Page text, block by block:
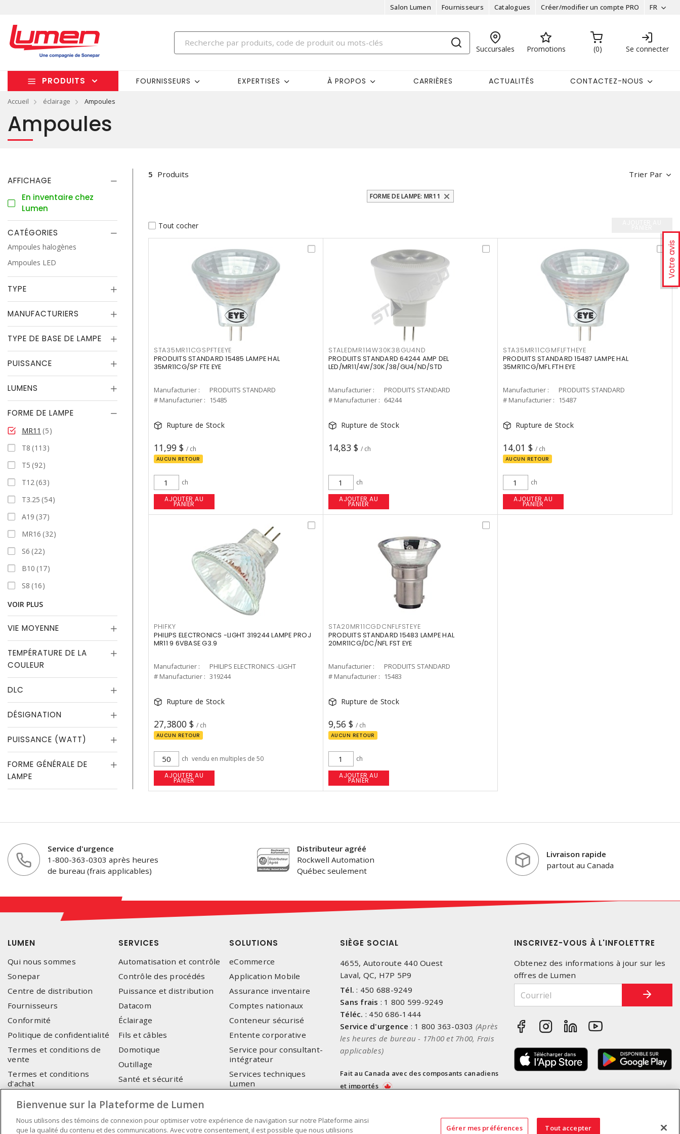
Salon Lumen Fournisseurs Catalogues Créer/modifier un compte PRO FR
Succursales Promotions 0 Se connecter
PRODUITS FOURNISSEURS EXPERTISES À PROPOS CARRIÈRES ACTUALITÉS CONTACTEZ-NOUS
Accueil éclairage Ampoules
Votre avis
Ampoules
AFFICHAGE
En inventaire chez
Lumen
CATÉGORIES
Ampoules halogènes
Ampoules LED
TYPE
MANUFACTURIERS
TYPE DE BASE DE LAMPE
PUISSANCE
LUMENS
FORME DE LAMPE
MR11
5
T8 113
T5 92
T12 63
T3.25 54
A19 37
MR16 32
S6 22
B10 17
S8 16
VOIR PLUS
VIE MOYENNE
TEMPÉRATURE DE LA
COULEUR
DLC
DÉSIGNATION
PUISSANCE (WATT)
FORME GÉNÉRALE DE
LAMPE
Trier Par
5 Produits
FORME DE LAMPE: MR11
Tout cocher
STA35MR11CGSPFTEEYE
PRODUITS STANDARD 15485 LAMPE HAL
35MR11CG/SP FTE EYE
Manufacturier :
PRODUITS STANDARD
# Manufacturier :
15485
Rupture de Stock
11,99 $ / ch
AUCUN RETOUR
ch
AJOUTER AU
PANIER
STALEDMR114W30K38GU4ND
PRODUITS STANDARD 64244 AMP DEL
LED/MR11/4W/30K/38/GU4/ND/STD
Manufacturier :
PRODUITS STANDARD
# Manufacturier : 64244
Rupture de Stock
14,83 $ / ch
ch
AJOUTER AU
PANIER
STA35MR11CGMFLFTHEYE
PRODUITS STANDARD 15487 LAMPE HAL
35MR11CG/MFL FTH EYE
Manufacturier :
PRODUITS STANDARD
# Manufacturier :
15487
Rupture de Stock
14,01 $ / ch
AUCUN RETOUR
ch
AJOUTER AU
PANIER
PHIFKY
PHILIPS ELECTRONICS -LIGHT 319244 LAMPE PROJ
MR11 9 6VBASE G3.9
Manufacturier :
PHILIPS ELECTRONICS -LIGHT
# Manufacturier : 319244
Rupture de Stock
27,3800 $ / ch
AUCUN RETOUR
ch vendu en multiples de 50
AJOUTER AU
PANIER
STA20MR11CGDCNFLFSTEYE
PRODUITS STANDARD 15483 LAMPE HAL
20MR11CG/DC/NFL FST EYE
Manufacturier :
PRODUITS STANDARD
# Manufacturier :
15483
Rupture de Stock
9,56 $ / ch
AUCUN RETOUR
ch
AJOUTER AU
PANIER
Service d'urgence
1-800-363-0303 après heures
de bureau (frais applicables)
Distributeur agréé
Rockwell Automation
Québec seulement
Livraison rapide
partout au Canada
LUMEN
Qui nous sommes
Sonepar
Centre de distribution
Fournisseurs
Conformité
Politique de confidentialité
Termes et conditions de
vente
Termes et conditions
d'achat
Nous joindre
SERVICES
Automatisation et contrôle
Contrôle des procédés
Puissance et distribution
Datacom
Éclairage
Fils et câbles
Domotique
Outillage
Santé et sécurité
transports
SOLUTIONS
eCommerce
Application Mobile
Assurance inventaire
Comptes nationaux
Conteneur sécurisé
Entente corporative
Service pour consultant-
intégrateur
Services techniques
Lumen
SIÈGE SOCIAL
4655, Autoroute 440 Ouest
Laval, QC, H7P 5P9
Tél. : 450 688-9249
Sans frais : 1 800 599-9249
Téléc. : 450 686-1444
Service d'urgence : 1 800 363-0303 (Après
les heures de bureau - 17h00 et 7h00, Frais
applicables)
Fait au Canada avec des composants canadiens
et importés
INSCRIVEZ-VOUS À L'INFOLETTRE
Obtenez des informations à jour sur les
offres de Lumen
Bienvenue sur la Plateforme de Lumen
Nous utilisons des témoins de connexion pour optimiser votre expérience de navigation sur notre Plateforme ainsi
que la qualité du contenu et des communications. Avec votre consentement, il est possible que nous utilisions
Gérer mes préférences Tout accepter